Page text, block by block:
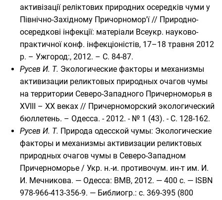
активізації реліктових природних осередків чуми у
Північно-Західному Причорномор'ї // Природно-
осередкові інфекції: матеріали Всеукр. науково-
практичної конф. інфекціоністів, 17–18 травня 2012
р. – Ужгород:, 2012. – С. 84-87.
Русев И. Т. Экологические факторы и механизмы
активизации реликтовых природных очагов чумы
на территории Северо-Западного Причерноморья в
XVIII – XX веках // Причерноморский экологический
бюллетень. – Одесса. - 2012. - № 1 (43). - С. 128-162.
Русев И. Т. Природа одесской чумы: Экологические
факторы и механизмы активизации реликтовых
природных очагов чумы в Северо-Западном
Причерноморье / Укр. н.-и. противочум. ин-т им. И.
И. Мечникова. — Одесса: ВМВ, 2012. — 400 с. — ISBN
978-966-413-356-9. — Библиогр.: с. 369-395 (800